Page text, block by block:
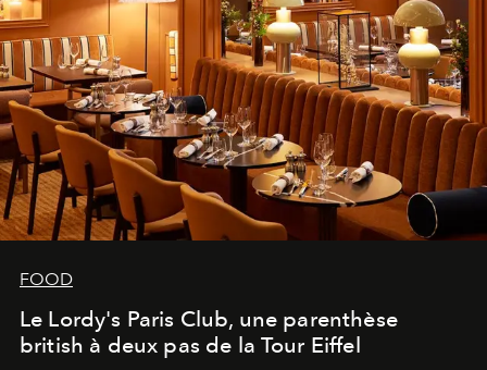
FOOD
Le Lordy's Paris Club, une parenthèse
british à deux pas de la Tour Eiffel